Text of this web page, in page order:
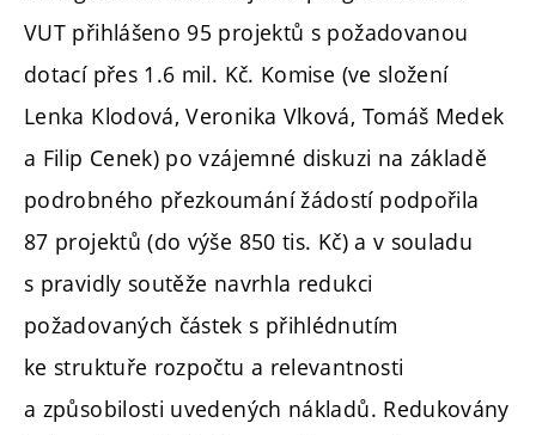
VUT přihlášeno 95 projektů s požadovanou
dotací přes 1.6 mil. Kč. Komise (ve složení
Lenka Klodová, Veronika Vlková, Tomáš Medek
a Filip Cenek) po vzájemné diskuzi na základě
podrobného přezkoumání žádostí podpořila
87 projektů (do výše 850 tis. Kč) a v souladu
s pravidly soutěže navrhla redukci
požadovaných částek s přihlédnutím
ke struktuře rozpočtu a relevantnosti
a způsobilosti uvedených nákladů. Redukovány